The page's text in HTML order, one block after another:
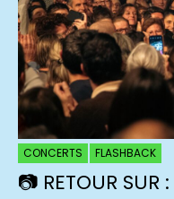
CONCERTS FLASHBACK
📷 RETOUR SUR